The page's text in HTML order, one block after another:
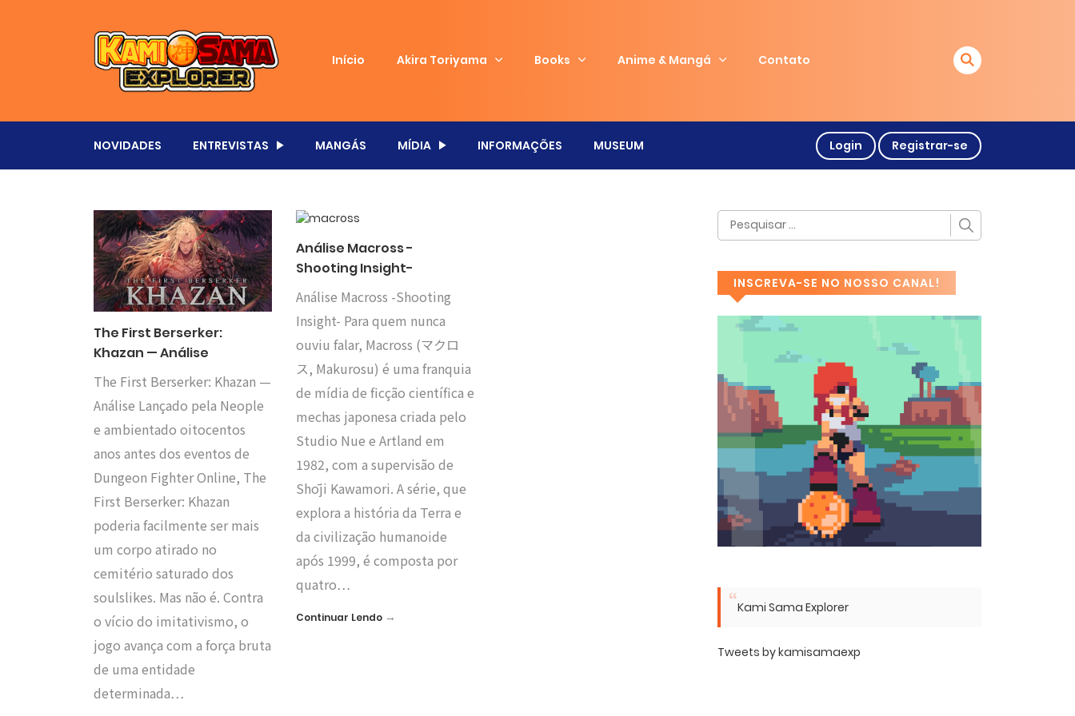
Início Akira Toriyama Books Anime & Mangá Contato
NOVIDADES ENTREVISTAS MANGÁS MÍDIA INFORMAÇÕES MUSEUM Login Registrar-se
The First Berserker:
Khazan — Análise
The First Berserker: Khazan —
Análise Lançado pela Neople
e ambientado oitocentos
anos antes dos eventos de
Dungeon Fighter Online, The
First Berserker: Khazan
poderia facilmente ser mais
um corpo atirado no
cemitério saturado dos
soulslikes. Mas não é. Contra
o vício do imitativismo, o
jogo avança com a força bruta
de uma entidade
determinada…
Análise Macross -
Shooting Insight-
Análise Macross -Shooting
Insight- Para quem nunca
ouviu falar, Macross (マクロ
ス, Makurosu) é uma franquia
de mídia de ficção científica e
mechas japonesa criada pelo
Studio Nue e Artland em
1982, com a supervisão de
Shōji Kawamori. A série, que
explora a história da Terra e
da civilização humanoide
após 1999, é composta por
quatro…
Continuar Lendo →
INSCREVA-SE NO NOSSO CANAL!
Kami Sama Explorer
Tweets by kamisamaexp